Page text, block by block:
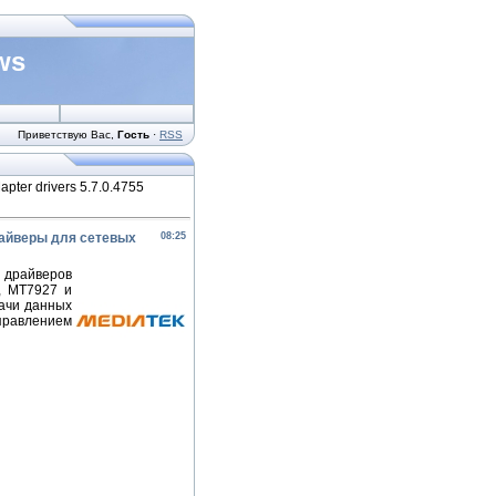
Приветствую Вас Гость · RSS
drivers 5.7.0.4755
08:25
для сетевых
MT7927 и
данных